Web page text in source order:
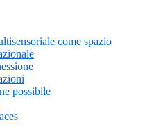
come spazio
possibile